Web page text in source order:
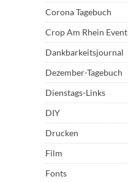
Corona Tagebuch
Crop Am Rhein Event
Dankbarkeitsjournal
Dezember-Tagebuch
Dienstags-Links
DIY
Drucken
Film
Fonts